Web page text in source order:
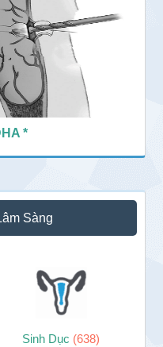
*
Sàng
Sinh Dục (638)